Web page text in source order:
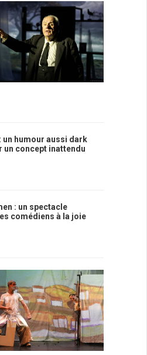
un humour aussi dark
concept inattendu
: un spectacle
comédiens à la joie